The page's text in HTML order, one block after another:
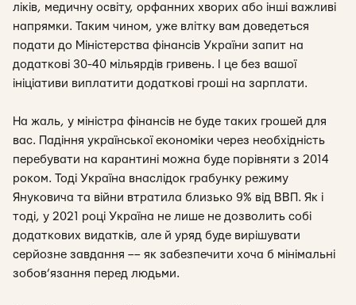
ліків, медичну освіту, орфанних хворих або інші важливі
напрямки. Таким чином, уже влітку вам доведеться
подати до Міністерства фінансів України запит на
додаткові 30-40 мільярдів гривень. І це без вашої
ініціативи виплатити додаткові гроші на зарплати.
На жаль, у міністра фінансів не буде таких грошей для
вас. Падіння української економіки через необхідність
перебувати на карантині можна буде порівняти з 2014
роком. Тоді Україна внаслідок грабунку режиму
Януковича та війни втратила близько 9% від ВВП. Як і
тоді, у 2021 році Україна не лише не дозволить собі
додаткових видатків, але й уряд буде вирішувати
серйозне завдання –– як забезпечити хоча б мінімальні
зобов’язання перед людьми.